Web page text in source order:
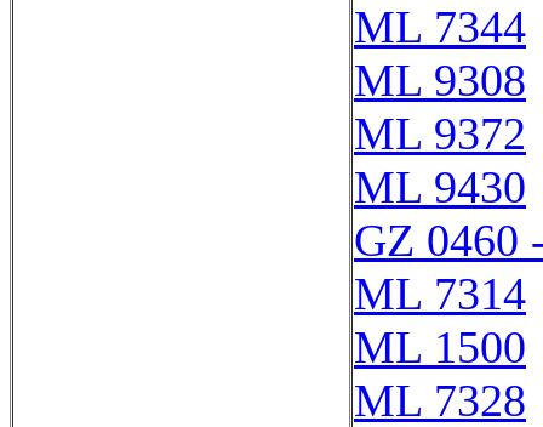
ML 7344
ML 9308
ML 9372
ML 9430
GZ 0460
ML 7314
ML 1500
ML 7328